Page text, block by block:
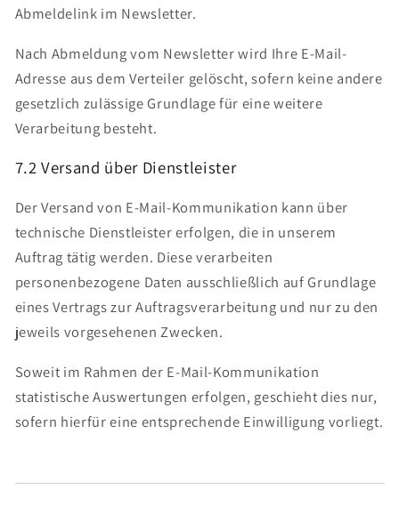
Abmeldelink im Newsletter.
Nach Abmeldung vom Newsletter wird Ihre E-Mail-
Adresse aus dem Verteiler gelöscht, sofern keine andere
gesetzlich zulässige Grundlage für eine weitere
Verarbeitung besteht.
7.2 Versand über Dienstleister
Der Versand von E-Mail-Kommunikation kann über
technische Dienstleister erfolgen, die in unserem
Auftrag tätig werden. Diese verarbeiten
personenbezogene Daten ausschließlich auf Grundlage
eines Vertrags zur Auftragsverarbeitung und nur zu den
jeweils vorgesehenen Zwecken.
Soweit im Rahmen der E-Mail-Kommunikation
statistische Auswertungen erfolgen, geschieht dies nur,
sofern hierfür eine entsprechende Einwilligung vorliegt.